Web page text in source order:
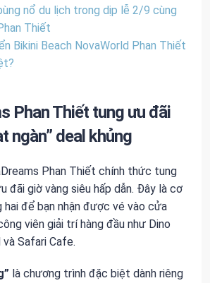
nổ du lịch trong dịp lễ 2/9 cùng
Thiết
Bikini Beach NovaWorld Phan Thiết
Phan Thiết tung ưu đãi
ngàn” deal khủng
Phan Thiết chính thức tung
đãi giờ vàng siêu hấp dẫn. Đây là cơ
để bạn nhận được vé vào cửa
viên giải trí hàng đầu như Dino
và Safari Cafe.
là chương trình đặc biệt dành riêng